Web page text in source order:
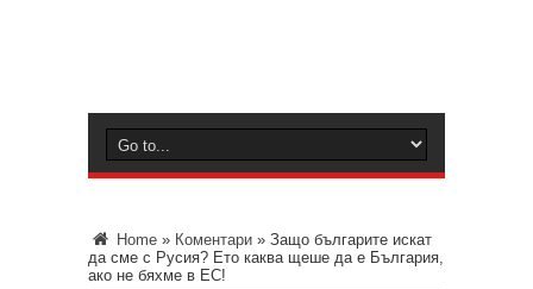
Home » Коментари » Защо българите искат
да сме с Русия? Ето каква щеше да е България,
ако не бяхме в ЕС!